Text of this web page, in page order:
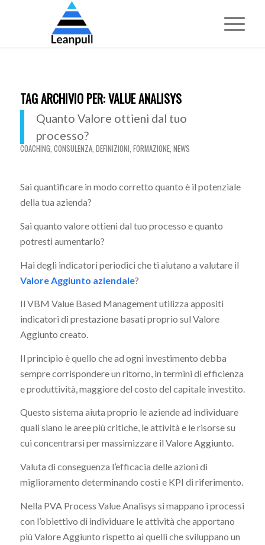
TAG ARCHIVIO PER:VALUE ANALISYS
Quanto Valore ottieni dal tuo
processo?
COACHING CONSULENZA, DEFINIZIONI FORMAZIONE, NEWS
Sai quantificare in modo corretto quanto è il potenziale
della tua azienda?
Sai quanto valore ottieni dal tuo processo e quanto
potresti aumentarlo?
Hai degli indicatori periodici che ti aiutano a valutare il
Valore Aggiunto aziendale?
Il VBM Value Based Management utilizza appositi
indicatori di prestazione basati proprio sul Valore
Aggiunto creato.
Il principio è quello che ad ogni investimento debba
sempre corrispondere un ritorno, in termini di efficienza
e produttività, maggiore del costo del capitale investito.
Questo sistema aiuta proprio le aziende ad individuare
quali siano le aree più critiche, le attività e le risorse su
cui concentrarsi per massimizzare il Valore Aggiunto.
Valuta di conseguenza l’efficacia delle azioni di
miglioramento determinando costi e KPI di riferimento.
Nella PVA Process Value Analisys si mappano i processi
con l’obiettivo di individuare le attività che apportano
più Valore Aggiunto rispetto ai quelli che sviluppano un